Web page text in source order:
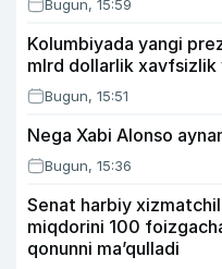
Bugun, 15:59
Kolumbiyada yangi
mlrd dollarlik
Bugun, 15:51
Nega Xabi Alonso
Bugun, 15:36
Senat harbiy
miqdorini 100
qonunni ma’qulladi